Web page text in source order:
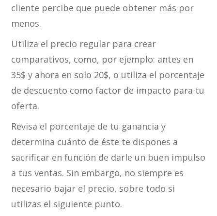
cliente percibe que puede obtener más por
menos.
Utiliza el precio regular para crear
comparativos, como, por ejemplo: antes en
35$ y ahora en solo 20$, o utiliza el porcentaje
de descuento como factor de impacto para tu
oferta.
Revisa el porcentaje de tu ganancia y
determina cuánto de éste te dispones a
sacrificar en función de darle un buen impulso
a tus ventas. Sin embargo, no siempre es
necesario bajar el precio, sobre todo si
utilizas el siguiente punto.